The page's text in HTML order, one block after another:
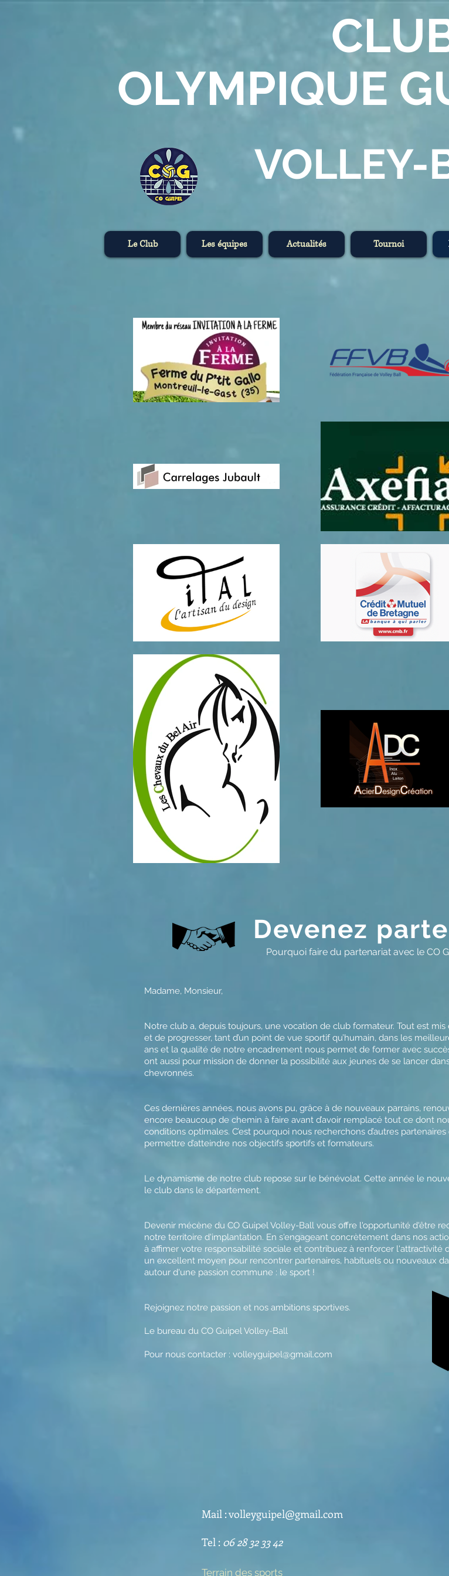
OLYMPIQUE
VOLLEY-
Le Club Les équipes Actualités Tournoi
Devenez
Pourquoi faire du partenariat avec le CO
Madame, Monsieur,
Notre club a, depuis toujours, une vocation de club formateur. Tout est
et de progresser, tant d’un point de vue sportif qu’humain, dans les
ans et la qualité de notre encadrement nous permet de former avec
ont aussi pour mission de donner la possibilité aux jeunes de se lancer
chevronnés.
Ces dernières années, nous avons pu, grâce à de nouveaux parrains,
encore beaucoup de chemin à faire avant d’avoir remplacé tout ce dont
conditions optimales. C’est pourquoi nous recherchons d’autres
permettre d’atteindre nos objectifs sportifs et formateurs.
Le dynamisme de notre club repose sur le bénévolat. Cette année le
le club dans le département.
Devenir mécène du CO Guipel Volley-Ball vous offre l'opportunité d'être
notre territoire d'implantation. En s'engageant concrètement dans nos
à affimer votre responsabilité sociale et contribuez à renforcer
un excellent moyen pour rencontrer partenaires, habituels ou nouveaux
autour d'une passion commune : le sport !
Rejoignez notre passion et nos ambitions sportives.
Le bureau du CO Guipel Volley-Ball
Pour nous contacter : volleyguipel@gmail.com
Mail :volleyguipel@gmail.com
Tel : 06 28 32 33 42
Terrain des sports